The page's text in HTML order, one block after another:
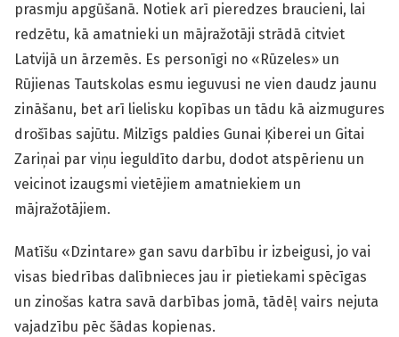
prasmju apgūšanā. Notiek arī pieredzes braucieni, lai
redzētu, kā amatnieki un mājražotāji strādā citviet
Latvijā un ārzemēs. Es personīgi no «Rūzeles» un
Rūjienas Tautskolas esmu ieguvusi ne vien daudz jaunu
zināšanu, bet arī lielisku kopības un tādu kā aizmugures
drošības sajūtu. Milzīgs paldies Gunai Ķiberei un Gitai
Zariņai par viņu ieguldīto darbu, dodot atspērienu un
veicinot izaugsmi vietējiem amatniekiem un
mājražotājiem.
Matīšu «Dzintare» gan savu darbību ir izbeigusi, jo vai
visas biedrības dalībnieces jau ir pietiekami spēcīgas
un zinošas katra savā darbības jomā, tādēļ vairs nejuta
vajadzību pēc šādas kopienas.